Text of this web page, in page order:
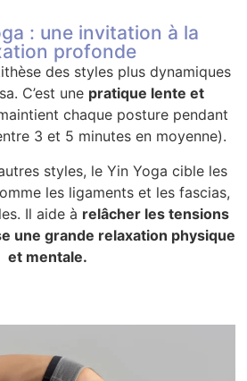
: une invitation à la
profonde
des styles plus dynamiques
C’est une pratique lente et
chaque posture pendant
3 et 5 minutes en moyenne).
styles, le Yin Yoga cible les
les ligaments et les fascias,
Il aide à relâcher les tensions
une grande relaxation physique
et mentale.